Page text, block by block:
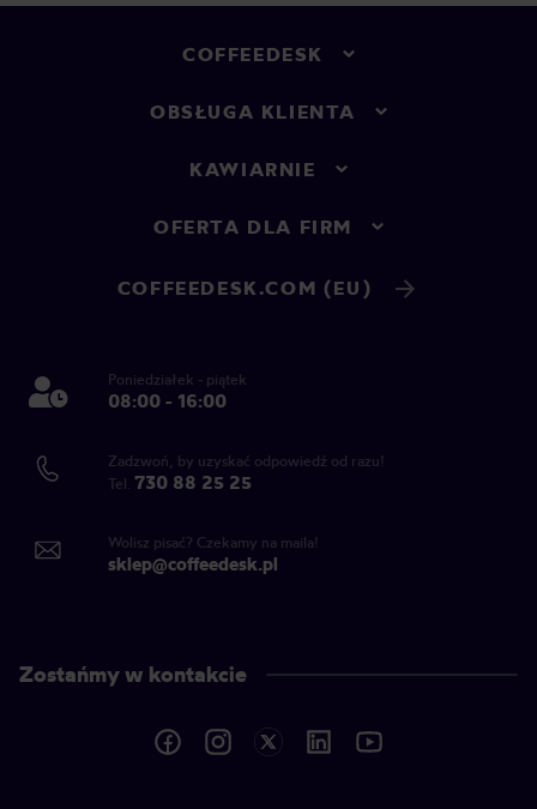
COFFEEDESK
OBSŁUGA KLIENTA
KAWIARNIE
OFERTA DLA FIRM
COFFEEDESK.COM (EU)
Poniedziałek - piątek
08:00 - 16:00
Zadzwoń, by uzyskać odpowiedź od razu!
Tel. 730 88 25 25
Wolisz pisać? Czekamy na maila!
sklep@coffeedesk.pl
Zostańmy w kontakcie